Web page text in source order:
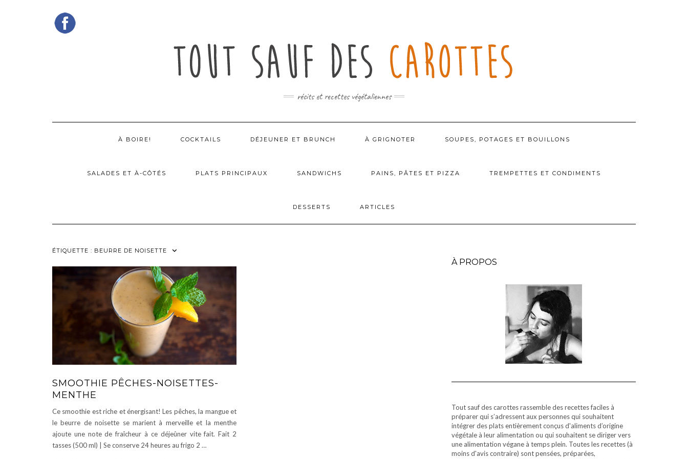
récits et recettes végétaliennes
À BOIRE! COCKTAILS DÉJEUNER ET BRUNCH À GRIGNOTER SOUPES, POTAGES ET BOUILLONS
SALADES ET À-CÔTÉS PLATS PRINCIPAUX SANDWICHS PAINS, PÂTES ET PIZZA TREMPETTES ET CONDIMENTS
DESSERTS ARTICLES
ÉTIQUETTE : BEURRE DE NOISETTE
SMOOTHIE PÊCHES-NOISETTES-
MENTHE
Ce smoothie est riche et énergisant! Les pêches, la mangue et
le beurre de noisette se marient à merveille et la menthe
ajoute une note de fraîcheur à ce déjeûner vite fait. Fait 2
tasses (500 ml) | Se conserve 24 heures au frigo 2 …
À PROPOS
Tout sauf des carottes rassemble des recettes faciles à
préparer qui s’adressent aux personnes qui souhaitent
intégrer des plats entièrement conçus d'aliments d’origine
végétale à leur alimentation ou qui souhaitent se diriger vers
une alimentation végane à temps plein. Toutes les recettes (à
moins d'avis contraire) sont pensées, préparées,